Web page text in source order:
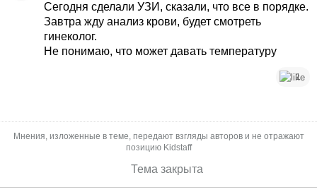
Сегодня сделали УЗИ, сказали, что все в порядке.
Завтра жду анализ крови, будет смотреть
гинеколог.
Не понимаю, что может давать температуру
1
Мнения, изложенные в теме, передают взгляды авторов и не отражают
позицию Kidstaff
Тема закрыта